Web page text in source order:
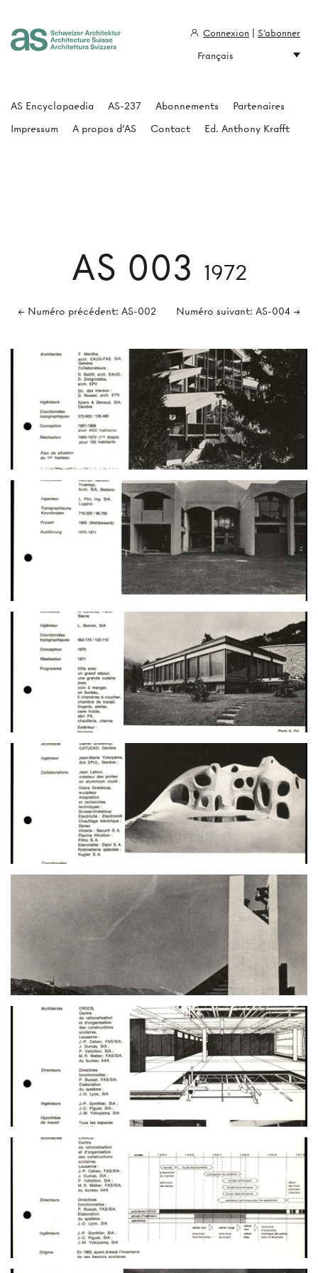
AS 003 1972
← Numéro précédent: AS-002 Numéro suivant: AS-004 →
AS Encyclopaedia AS-237 Abonnements
Partenaires
Impressum
A propos d'AS Contact Ed. Anthony Krafft
Connexion
S'abonner
Français